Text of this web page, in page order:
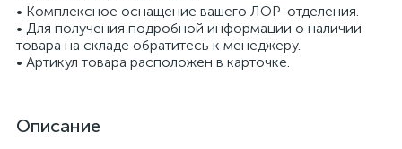
• Комплексное оснащение вашего ЛОР-отделения.
• Для получения подробной информации о наличии
товара на складе обратитесь к менеджеру.
• Артикул товара расположен в карточке.
Описание